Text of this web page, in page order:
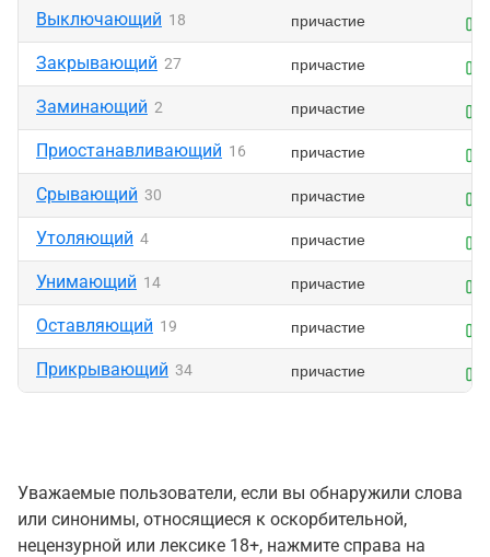
Выключающий 18 причастие
Закрывающий 27 причастие
Заминающий 2 причастие
Приостанавливающий 16 причастие
Срывающий 30 причастие
Утоляющий 4 причастие
Унимающий 14 причастие
Оставляющий 19 причастие
Прикрывающий 34 причастие
Уважаемые пользователи, если вы обнаружили слова
или синонимы, относящиеся к оскорбительной,
нецензурной или лексике 18+, нажмите справа на